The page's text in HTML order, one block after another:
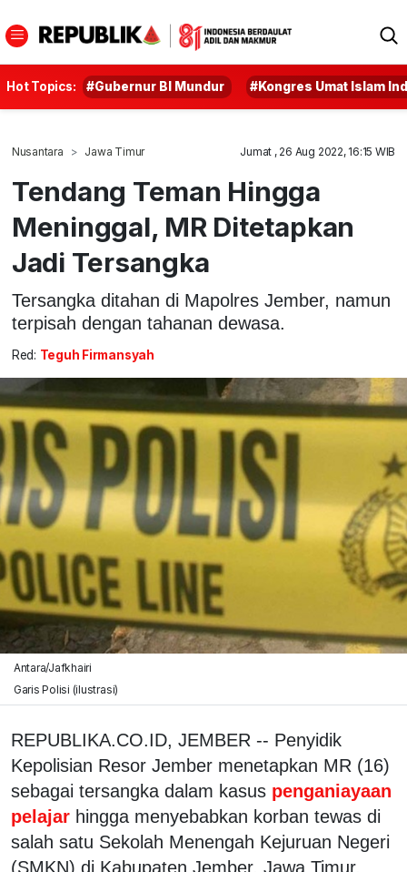
Hot Topics: #Gubernur BI Mundur #Kongres Umat Islam
Nusantara Jawa Timur Jumat , 26 Aug 2022, 16:15 WIB
Tendang Teman Hingga
Meninggal, MR Ditetapkan
Jadi Tersangka
Tersangka ditahan di Mapolres Jember, namun
terpisah dengan tahanan dewasa.
Red: Teguh Firmansyah
Antara/Jafkhairi
Garis Polisi (ilustrasi)
REPUBLIKA.CO.ID, JEMBER -- Penyidik
Kepolisian Resor Jember menetapkan MR (16)
sebagai tersangka dalam kasus penganiayaan
pelajar hingga menyebabkan korban tewas di
salah satu Sekolah Menengah Kejuruan Negeri
(SMKN) di Kabupaten Jember, Jawa Timur.